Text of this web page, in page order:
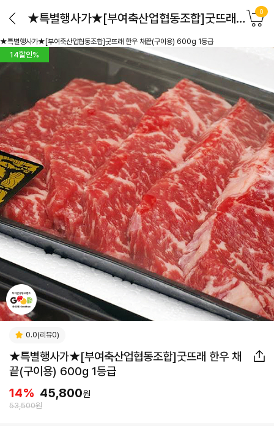
★특별행사가★[부여축산업협동조합]굿뜨래 한우 채끝(구이용) 600g 1등급 0
★특별행사가★[부여축산업협동조합]굿뜨래 한우 채끝(구이용) 600g 1등급
14할인%
0.0(리뷰0)
★특별행사가★[부여축산업협동조합]굿뜨래 한우 채
끝(구이용) 600g 1등급
14% 45,800원
53,500원